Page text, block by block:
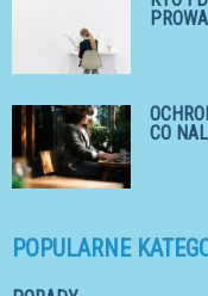
CO
POPULARNE